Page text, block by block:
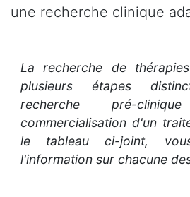
une recherche clinique
La recherche de
plusieurs étapes
recherche pré-
commercialisation d'un
le tableau ci-joint,
l'information sur chacune